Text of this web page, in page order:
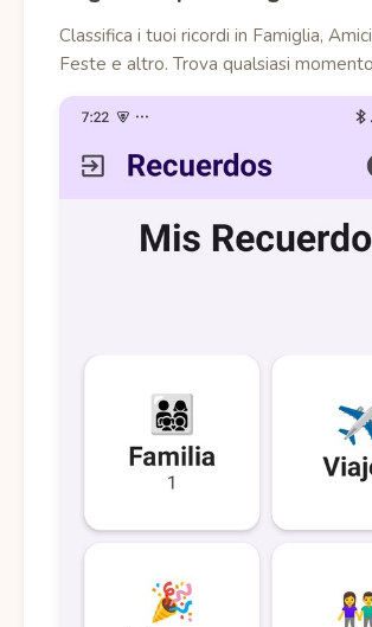
Classifica i tuoi ricordi in Famiglia,
Feste e altro. Trova qualsiasi